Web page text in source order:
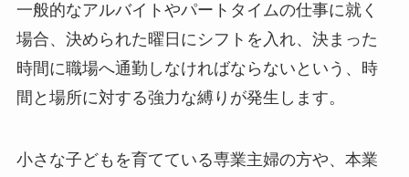
一般的なアルバイトやパートタイムの仕事に就く
場合、決められた曜日にシフトを入れ、決まった
時間に職場へ通勤しなければならないという、時
間と場所に対する強力な縛りが発生します。
小さな子どもを育てている専業主婦の方や、本業